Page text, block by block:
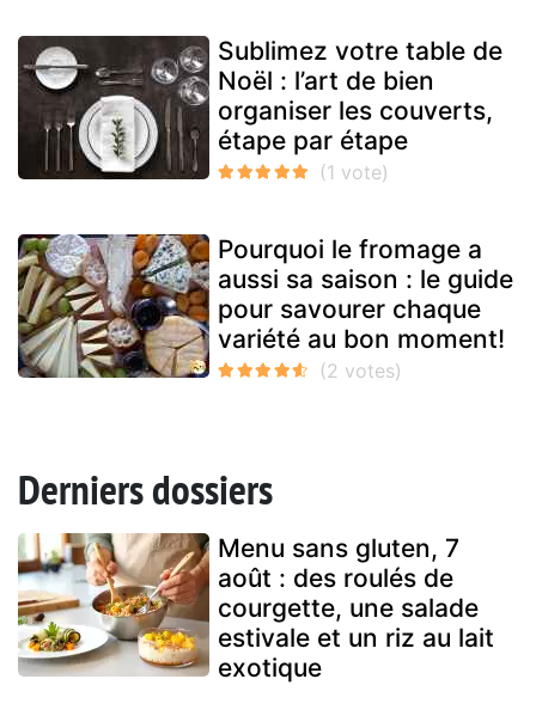
Sublimez votre table de
Noël : l’art de bien
organiser les couverts,
étape par étape
Pourquoi le fromage a
aussi sa saison : le guide
pour savourer chaque
variété au bon moment!
Derniers dossiers
Menu sans gluten, 7
août : des roulés de
courgette, une salade
estivale et un riz au lait
exotique